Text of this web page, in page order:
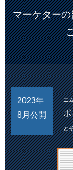
マーケター
2023年
8月公開
エ
ポ
と